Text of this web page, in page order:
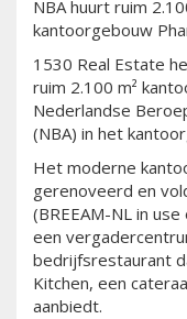
NBA huurt ruim
kantoorgebouw
1530 Real Estate
ruim 2.100 m²
Nederlandse
(NBA) in het
Het moderne
gerenoveerd en
(BREEAM-NL in
een
bedrijfsrestaurant
Kitchen, een
aanbiedt.